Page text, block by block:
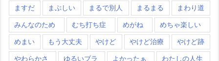
ますだ まぶしい まるで別人 まるまる まわり道
みんなのため むち打ち症 めがね めちゃ楽しい
めまい もう大丈夫 やけど やけど治療 やけど跡
やわらかさ ゆるいブラ よかったぁ わたしの人生